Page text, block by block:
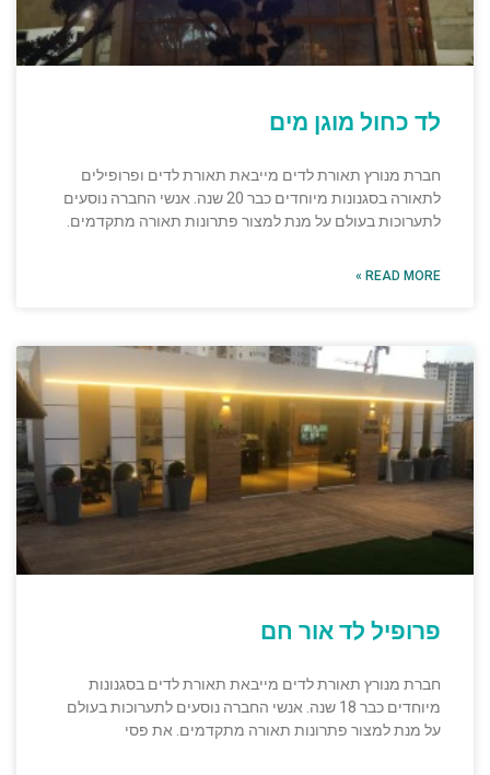
לד כחול מוגן מים
חברת מנורץ תאורת לדים מייבאת תאורת לדים ופרופילים
לתאורה בסגנונות מיוחדים כבר 20 שנה. אנשי החברה נוסעים
לתערוכות בעולם על מנת למצור פתרונות תאורה מתקדמים.
READ MORE »
פרופיל לד אור חם
חברת מנורץ תאורת לדים מייבאת תאורת לדים בסגנונות
מיוחדים כבר 18 שנה. אנשי החברה נוסעים לתערוכות בעולם
על מנת למצור פתרונות תאורה מתקדמים. את פסי